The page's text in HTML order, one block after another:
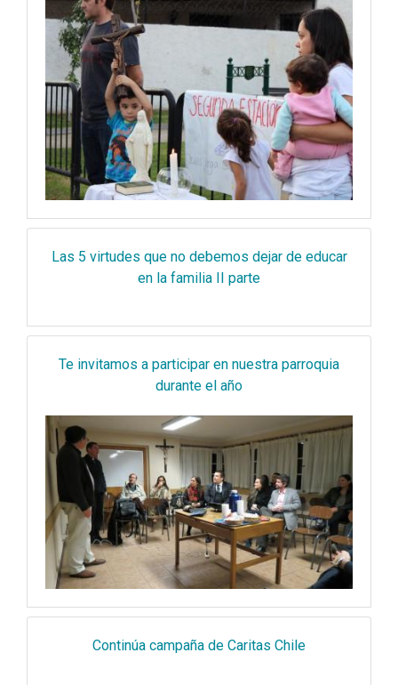
Las 5 virtudes que no debemos dejar de educar
en la familia II parte
Te invitamos a participar en nuestra parroquia
durante el año
Continúa campaña de Caritas Chile